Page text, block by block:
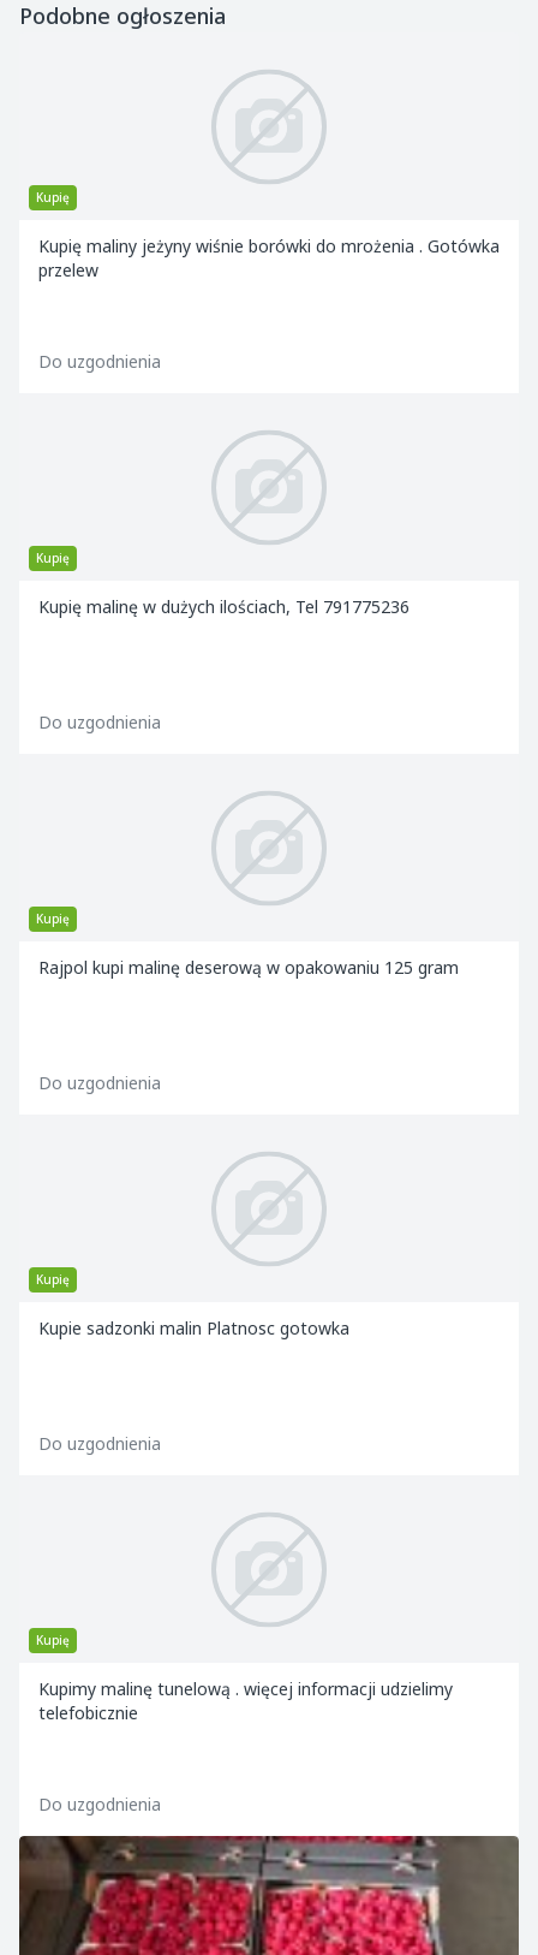
Podobne ogłoszenia
Kupię
Kupię maliny jeżyny wiśnie borówki do mrożenia . Gotówka
przelew
Do uzgodnienia
Kupię
Kupię malinę w dużych ilościach, Tel 791775236
Do uzgodnienia
Kupię
Rajpol kupi malinę deserową w opakowaniu 125 gram
Do uzgodnienia
Kupię
Kupie sadzonki malin Platnosc gotowka
Do uzgodnienia
Kupię
Kupimy malinę tunelową . więcej informacji udzielimy
telefobicznie
Do uzgodnienia